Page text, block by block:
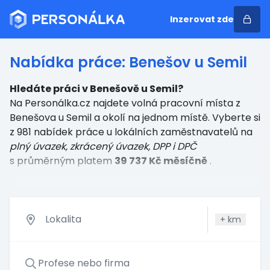
Inzerovat zde
Nabídka práce: Benešov u Semil
Hledáte práci v Benešově u Semil?
Na Personálka.cz najdete volná pracovní místa z
Benešova u Semil a okolí na jednom místě. Vyberte si
z 981 nabídek práce u lokálních zaměstnavatelů na
plný úvazek, zkrácený úvazek, DPP i DPČ
s průměrným platem 39 737 Kč měsíčně .
+ km